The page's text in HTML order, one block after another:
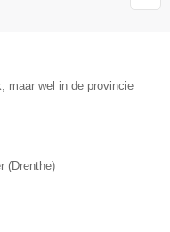
maar wel in de provincie
(Drenthe)